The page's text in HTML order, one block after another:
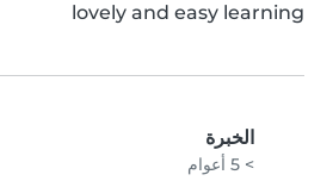
lovely and easy learning
الخبرة
> 5 أعوام